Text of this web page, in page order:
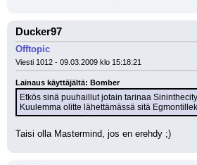
Ducker97
Offtopic
Viesti 1012 - 09.03.2009 klo 15:18:21
Lainaus käyttäjältä: Bomber
Etkös sinä puuhaillut jotain tarinaa
Kuulemma olitte lähettämässä sitä
Taisi olla Mastermind, jos en erehdy ;)